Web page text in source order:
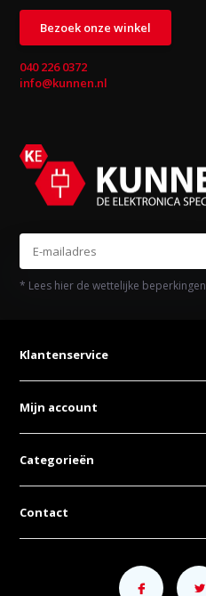
Bezoek onze winkel
040 226 0372
info@kunnen.nl
* Lees hier de wettelijke beperkingen
Klantenservice
Mijn account
Categorieën
Contact